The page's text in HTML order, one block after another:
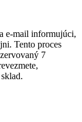
e-mail informujúci,
Tento proces
7